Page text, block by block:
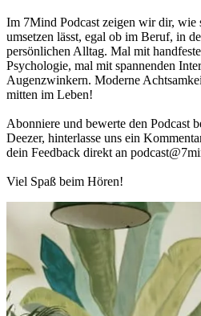
Im 7Mind Pod­cast zeigen wir dir,
umset­zen lässt, egal ob im Beruf, in
per­sön­li­chen Alltag. Mal mit
Psy­cho­lo­gie, mal mit spannenden
Augen­zwin­kern. Moderne
mitten im Leben!
Abon­niere und bewerte den Pod­cast
Deezer, hin­ter­lasse uns ein
dein Feed­back direkt an
Viel Spaß beim Hören!